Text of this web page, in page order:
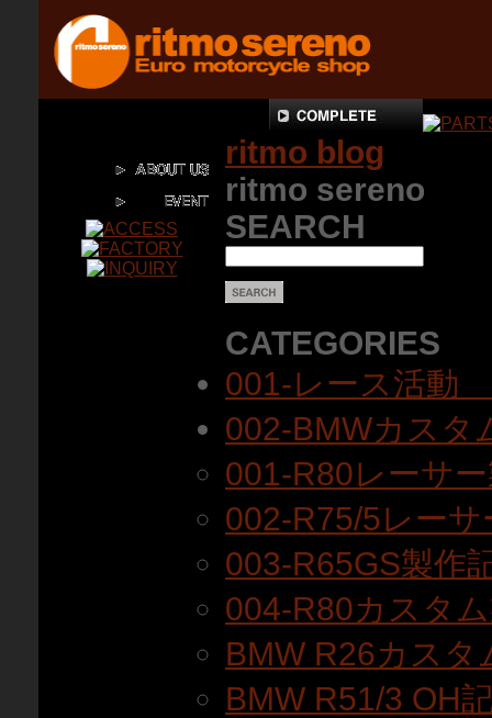
ritmo blog
ritmo sereno
SEARCH
CATEGORIES
001-レース活動
002-BMWカスタ
001-R80レーサ
002-R75/5レーサ
003-R65GS製作
004-R80カスタ
BMW R26カスタ
BMW R51/3 OH